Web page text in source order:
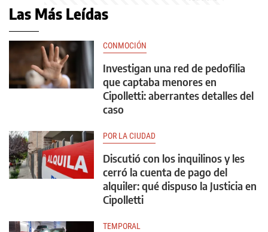
Las Más Leídas
CONMOCIÓN
Investigan una red de pedofilia
que captaba menores en
Cipolletti: aberrantes detalles del
caso
POR LA CIUDAD
Discutió con los inquilinos y les
cerró la cuenta de pago del
alquiler: qué dispuso la Justicia en
Cipolletti
TEMPORAL